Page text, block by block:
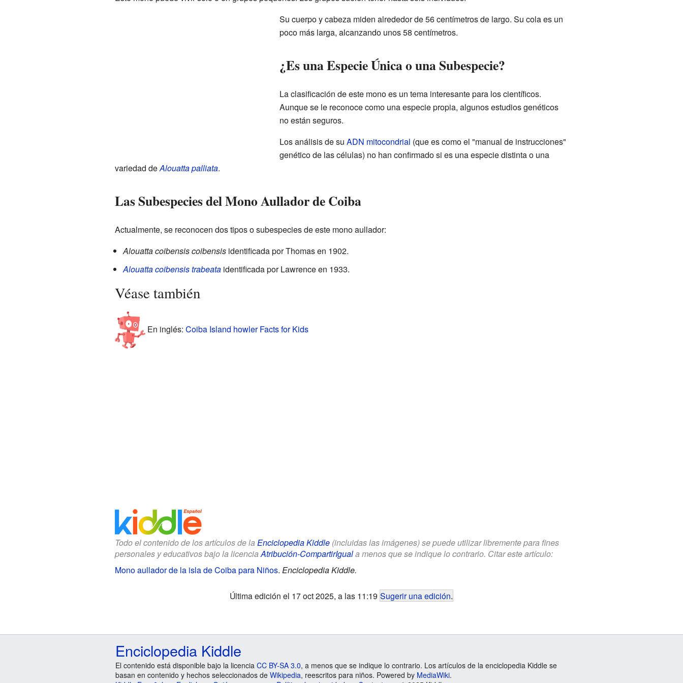
Su cuerpo y cabeza miden alrededor de 56 centímetros de largo. Su cola es un
poco más larga, alcanzando unos 58 centímetros.
¿Es una Especie Única o una Subespecie?
La clasificación de este mono es un tema interesante para los científicos.
Aunque se le reconoce como una especie propia, algunos estudios genéticos
no están seguros.
Los análisis de su ADN mitocondrial (que es como el "manual de instrucciones"
genético de las células) no han confirmado si es una especie distinta o una
variedad deAlouatta palliata.
Las Subespecies del Mono Aullador de Coiba
Actualmente, se reconocen dos tipos o subespecies de este mono aullador:
Alouatta coibensis coibensisidentificada por Thomas en 1902.
Alouatta coibensis trabeataidentificada por Lawrence en 1933.
Véase también
En inglés: Coiba Island howler Facts for Kids
Todo el contenido de los artículos de la Enciclopedia Kiddle(incluidas las imágenes) se puede utilizar libremente para fines
personales y educativos bajo la licenciaAtribución-CompartirIguala menos que se indique lo contrario. Citar este artículo:
Mono aullador de la isla de Coiba para Niños. Enciclopedia Kiddle.
Última edición el 17 oct 2025, a las 11:19 Sugerir una edición.
Enciclopedia Kiddle
El contenido está disponible bajo la licencia CC BY-SA 3.0, a menos que se indique lo contrario. Los artículos de la enciclopedia Kiddle se
basan en contenido y hechos seleccionados de Wikipedia, reescritos para niños. Powered by MediaWiki.